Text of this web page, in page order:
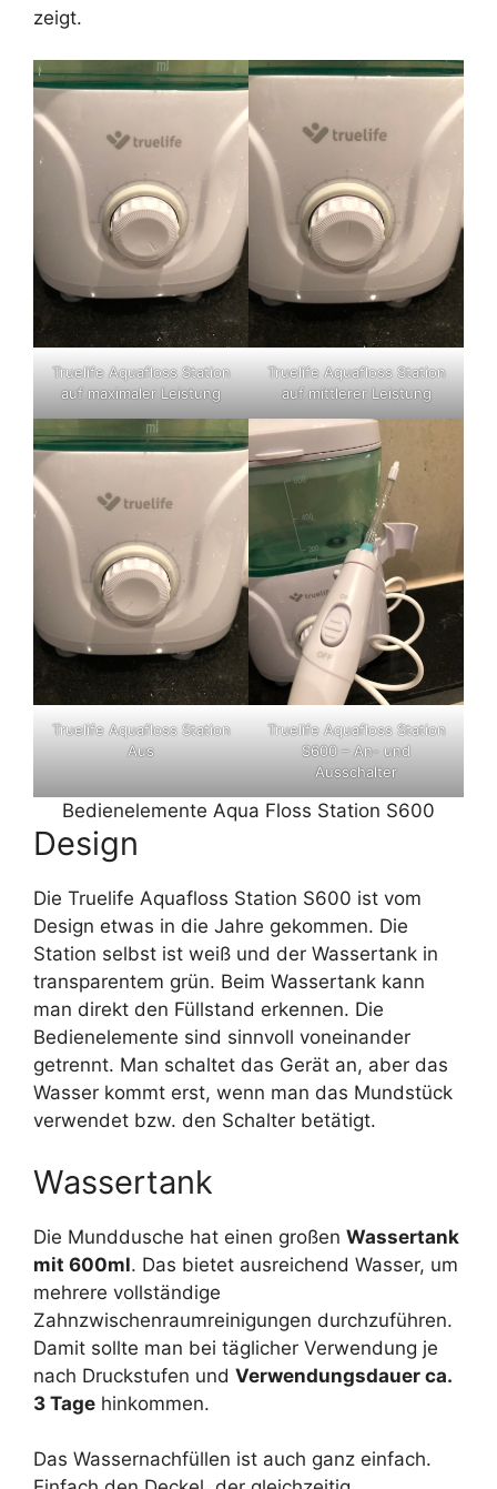
zeigt.
Truelife Aquafloss Station
auf maximaler Leistung
Truelife Aquafloss Station
auf mittlerer Leistung
Truelife Aquafloss Station
Aus
Truelife Aquafloss Station
S600 – An- und
Ausschalter
Bedienelemente Aqua Floss Station S600
Design
Die Truelife Aquafloss Station S600 ist vom
Design etwas in die Jahre gekommen. Die
Station selbst ist weiß und der Wassertank in
transparentem grün. Beim Wassertank kann
man direkt den Füllstand erkennen. Die
Bedienelemente sind sinnvoll voneinander
getrennt. Man schaltet das Gerät an, aber das
Wasser kommt erst, wenn man das Mundstück
verwendet bzw. den Schalter betätigt.
Wassertank
Die Munddusche hat einen großen Wassertank
mit 600ml. Das bietet ausreichend Wasser, um
mehrere vollständige
Zahnzwischenraumreinigungen durchzuführen.
Damit sollte man bei täglicher Verwendung je
nach Druckstufen und Verwendungsdauer ca.
3 Tage hinkommen.
Das Wassernachfüllen ist auch ganz einfach.